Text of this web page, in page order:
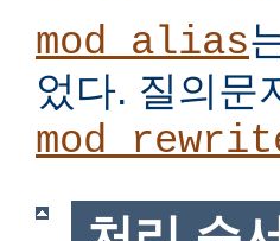
mod_alias
었다. 질의문